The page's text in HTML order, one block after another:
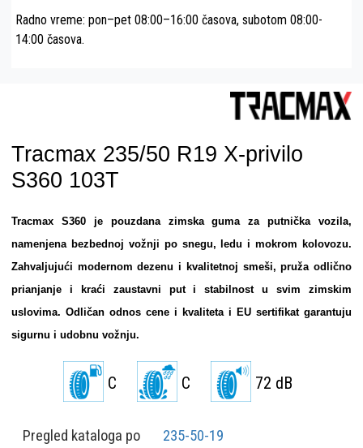
Radno vreme: pon–pet 08:00–16:00 časova, subotom 08:00-
14:00 časova.
Tracmax 235/50 R19 X-privilo
S360 103T
Tracmax S360 je pouzdana zimska guma za putnička vozila,
namenjena bezbednoj vožnji po snegu, ledu i mokrom kolovozu.
Zahvaljujući modernom dezenu i kvalitetnoj smeši, pruža odlično
prianjanje i kraći zaustavni put i stabilnost u svim zimskim
uslovima. Odličan odnos cene i kvaliteta i EU sertifikat garantuju
sigurnu i udobnu vožnju.
C C 72 dB
Pregled kataloga po
235-50-19